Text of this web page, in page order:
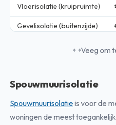
Vloerisolatie (kruipruimte)
Gevelisolatie (buitenzijde)
Veeg om
Spouwmuurisolatie
Spouwmuurisolatie is voor de
woningen de meest